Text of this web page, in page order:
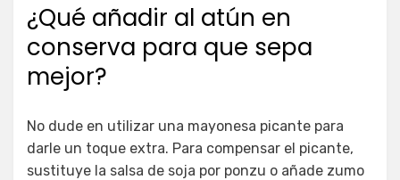
¿Qué añadir al atún en
conserva para que sepa
mejor?
No dude en utilizar una mayonesa picante para
darle un toque extra. Para compensar el picante,
sustituye la salsa de soja por ponzu o añade zumo